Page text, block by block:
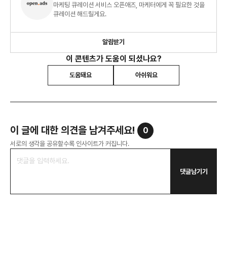
마케팅 큐레이션 서비스 오픈애즈, 마케터에게 꼭 필요한 것을
큐레이션 해드릴게요.
알림받기
이 콘텐츠가 도움이 되셨나요?
도움돼요 아쉬워요
이 글에 대한 의견을 남겨주세요! 0
서로의 생각을 공유할수록 인사이트가 커집니다.
댓글남기기